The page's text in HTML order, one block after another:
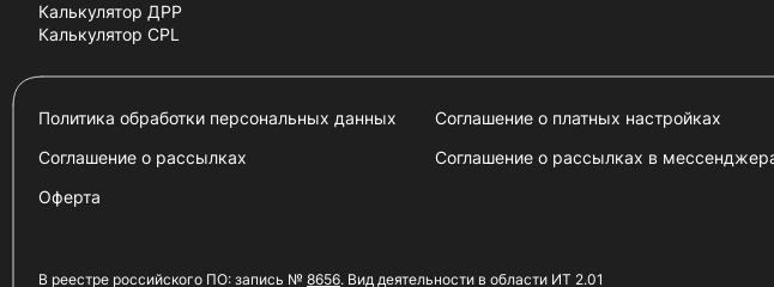
Калькулятор ДРР
Калькулятор CPL
Политика обработки персональных данных
Соглашение о платных настройках
Соглашение о рассылках
Соглашение о рассылках в
Оферта
В реестре российского ПО: запись № 8656. Вид деятельности в области ИТ 2.01